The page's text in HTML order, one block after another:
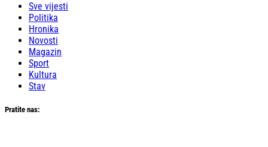
Sve vijesti
Politika
Hronika
Novosti
Magazin
Sport
Kultura
Stav
Pratite nas: